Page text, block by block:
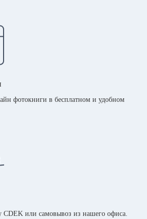
фотокниги в бесплатном и удобном
CDEK или самовывоз из нашего офиса.